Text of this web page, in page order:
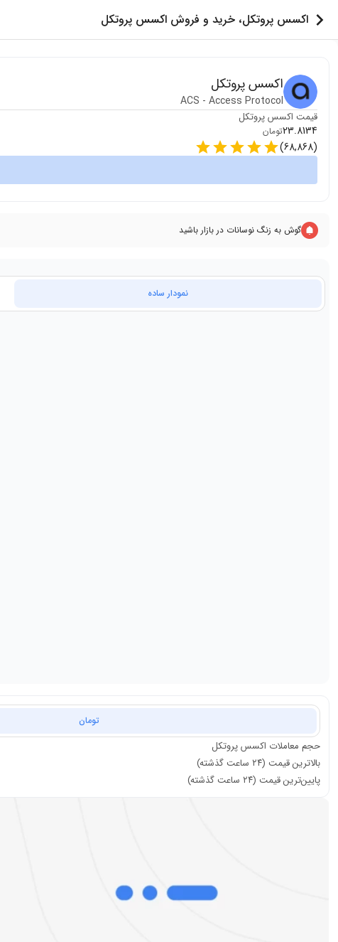
اکسس پروتکل، خرید و فروش اکسس پروتکل
اکسس پروتکل
ACS - Access Protocol
قیمت اکسس پروتکل
23.8134تومان
(
68,868
)
گوش به زنگ نوسانات در بازار باشید
نمودار ساده
تومان
حجم معاملات اکسس پروتکل
بالاترین قیمت (۲۴ ساعت گذشته)
پایین‌ترین قیمت (۲۴ ساعت گذشته)